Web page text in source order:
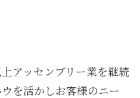
アッセンブリー業を継続
を活かしお客様のニー